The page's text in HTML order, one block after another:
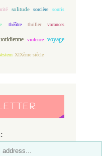
solitude sorcière souris
théâtre thriller vacances
violence voyage
XIXème siècle